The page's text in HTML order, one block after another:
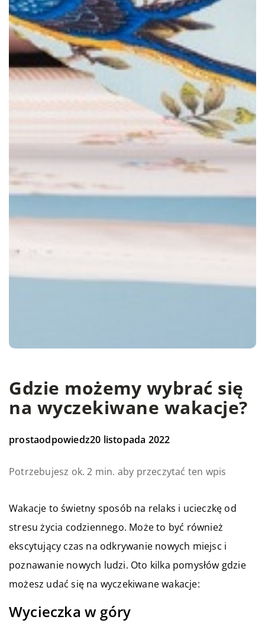
Gdzie możemy wybrać się
na wyczekiwane wakacje?
prostaodpowiedz20 listopada 2022
Potrzebujesz ok. 2 min. aby przeczytać ten wpis
Wakacje to świetny sposób na relaks i ucieczkę od
stresu życia codziennego. Może to być również
ekscytujący czas na odkrywanie nowych miejsc i
poznawanie nowych ludzi. Oto kilka pomysłów gdzie
możesz udać się na wyczekiwane wakacje:
Wycieczka w góry